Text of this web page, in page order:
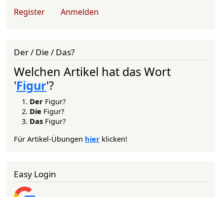
User account menu
Register Anmelden
Der / Die / Das?
Welchen Artikel hat das Wort
'Figur'?
Der Figur?
Die Figur?
Das Figur?
Für Artikel-Übungen hier klicken!
Easy Login